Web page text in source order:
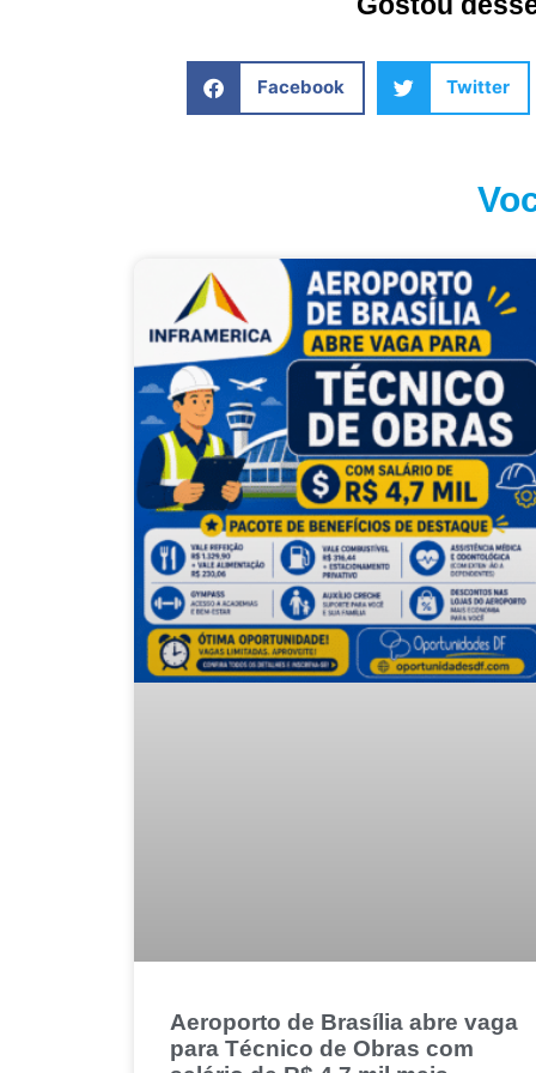
Facebook Twitter
Aeroporto de Brasília abre vaga
para Técnico de Obras com